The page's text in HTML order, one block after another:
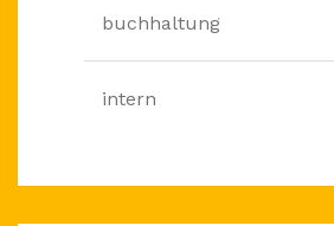
buchhaltung
intern